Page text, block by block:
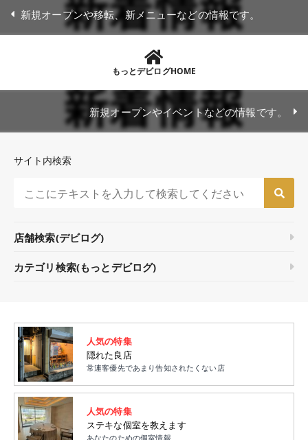
新規オープンや移転、新メニューなどの情報です。
もっとデビログHOME
新規オープンやイベントなどの情報です。
サイト内検索
店舗検索(デビログ)
カテゴリ検索(もっとデビログ)
人気の特集
隠れた良店
常連客優先であまり告知されたくない店
人気の特集
ステキな個室を教えます
あなたのための個室情報